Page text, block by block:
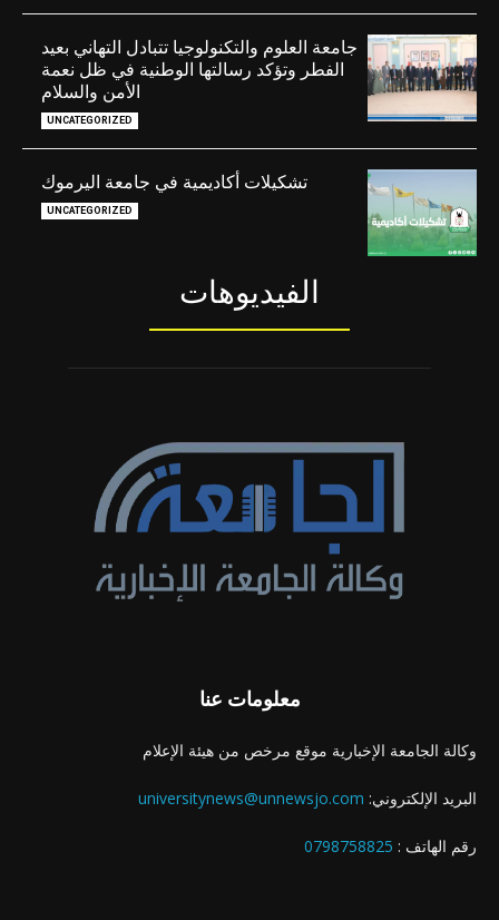
جامعة العلوم والتكنولوجيا تتبادل التهاني بعيد
الفطر وتؤكد رسالتها الوطنية في ظل نعمة
الأمن والسلام
UNCATEGORIZED
تشكيلات أكاديمية في جامعة اليرموك
UNCATEGORIZED
الفيديوهات
معلومات عنا
وكالة الجامعة الإخبارية موقع مرخص من هيئة الإعلام
البريد الإلكتروني: universitynews@unnewsjo.com
رقم الهاتف : 0798758825